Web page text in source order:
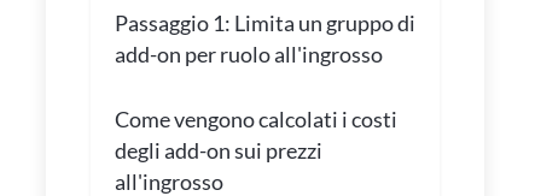
Passaggio 1: Limita un gruppo di
add-on per ruolo all'ingrosso
Come vengono calcolati i costi
degli add-on sui prezzi
all'ingrosso